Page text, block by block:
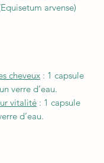
arvense)
cheveux : 1 capsule
verre d’eau.
vitalité : 1 capsule
d’eau.